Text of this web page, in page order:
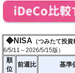
◆NISA （つみたて投
6/5/11～2026/5/15版）
順
位
前週比 基準